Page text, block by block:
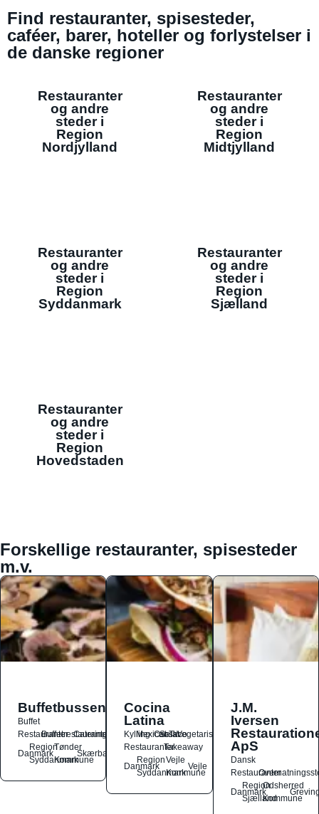
Find restauranter, spisesteder,
caféer, barer, hoteller og forlystelser i
de danske regioner
Restauranter
og andre
steder i
Region
Nordjylland
Restauranter
og andre
steder i
Region
Midtjylland
Restauranter
og andre
steder i
Region
Syddanmark
Restauranter
og andre
steder i
Region
Sjælland
Restauranter
og andre
steder i
Region
Hovedstaden
Forskellige restauranter, spisesteder
m.v.
Buffetbussen
Buffet
Restauranter
Buffetrestauranter
Catering
Danmark
Region
Syddanmark
Tønder
Kommune
Skærbæk
Cocina
Latina
Kylling
Mexicansk
OstSalat
TacoVegetarisk
RestauranterTakeaway
Danmark
Region
Syddanmark
Vejle
Kommune
Vejle
J.M.
Iversen
ApS
Dansk
Restauranter
Danmark
Region
Sjælland
Odsherred
Kommune